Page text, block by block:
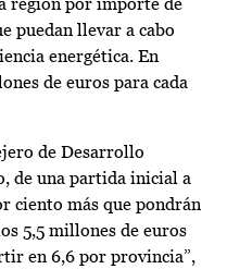
puedan llevar a cabo
energética. En
de euros para cada
de Desarrollo
de una partida inicial a
ciento más que pondrán
5,5 millones de euros
en 6,6 por provincia”,